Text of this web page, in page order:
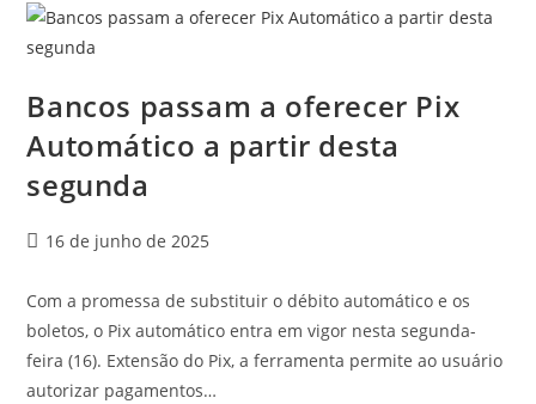
Bancos passam a oferecer Pix
Automático a partir desta
segunda
16 de junho de 2025
Com a promessa de substituir o débito automático e os
boletos, o Pix automático entra em vigor nesta segunda-
feira (16). Extensão do Pix, a ferramenta permite ao usuário
autorizar pagamentos…